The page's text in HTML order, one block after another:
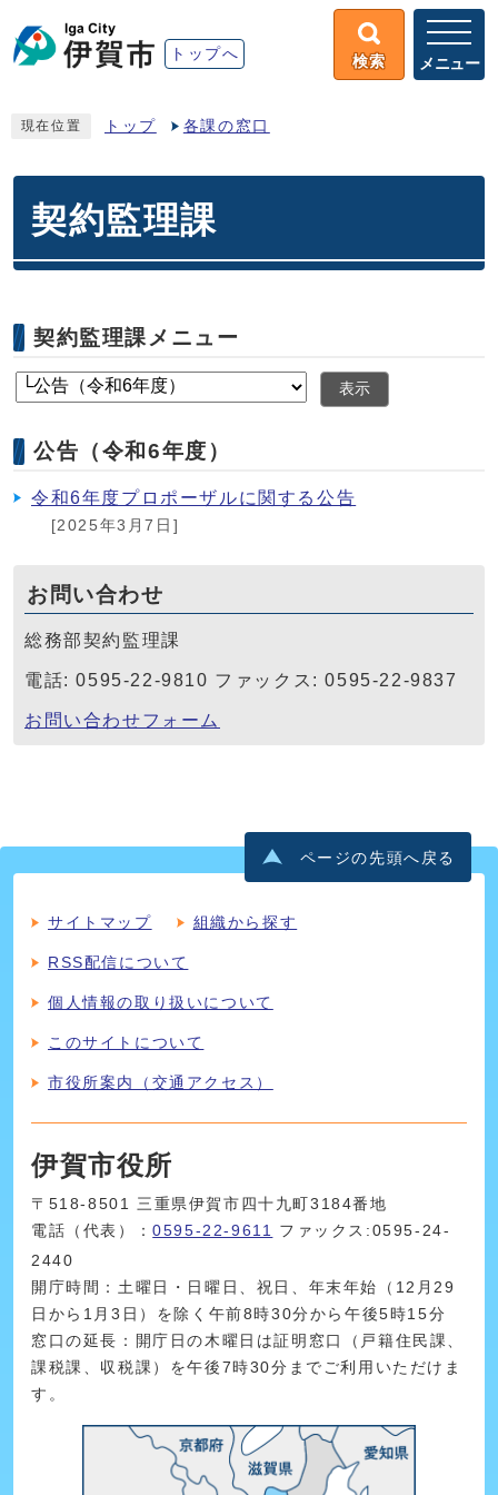
トップへ 検索 メニュー
現在位置 トップ 各課の窓口
契約監理課
契約監理課メニュー
表示
公告（令和6年度）
令和6年度プロポーザルに関する公告
[2025年3月7日]
お問い合わせ
総務部契約監理課
電話: 0595-22-9810 ファックス: 0595-22-9837
お問い合わせフォーム
ページの先頭へ戻る
サイトマップ 組織から探す
RSS配信について
個人情報の取り扱いについて
このサイトについて
市役所案内（交通アクセス）
伊賀市役所
〒518-8501 三重県伊賀市四十九町3184番地
電話（代表）：0595-22-9611
ファックス:0595-24-
2440
開庁時間：土曜日・日曜日、祝日、年末年始（12月29
日から1月3日）を除く午前8時30分から午後5時15分
窓口の延長：開庁日の木曜日は証明窓口（戸籍住民課、
課税課、収税課）を午後7時30分までご利用いただけま
す。